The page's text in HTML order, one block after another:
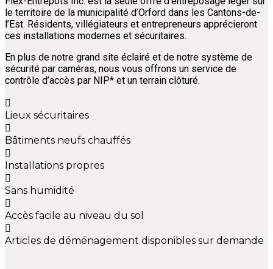
le territoire de la municipalité d’Orford dans les Cantons-de-
l’Est. Résidents, villégiateurs et entrepreneurs apprécieront
ces installations modernes et sécuritaires.
En plus de notre grand site éclairé et de notre système de
sécurité par caméras, nous vous offrons un service de
contrôle d’accès par NIP* et un terrain clôturé.
Lieux sécuritaires
Bâtiments neufs chauffés
Installations propres
Sans humidité
Accès facile au niveau du sol
Articles de déménagement disponibles sur demande